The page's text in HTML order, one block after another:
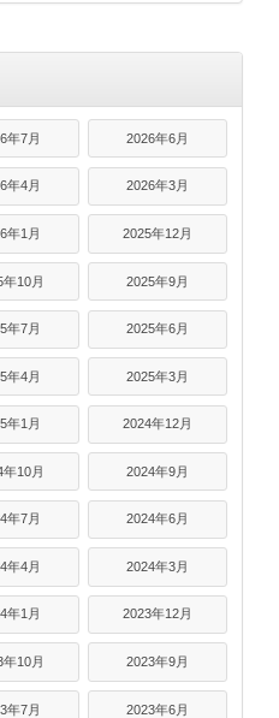
年7月 2026年6月
年4月 2026年3月
年1月 2025年12月
年10月 2025年9月
年7月 2025年6月
年4月 2025年3月
年1月 2024年12月
年10月 2024年9月
年7月 2024年6月
年4月 2024年3月
年1月 2023年12月
年10月 2023年9月
年7月 2023年6月